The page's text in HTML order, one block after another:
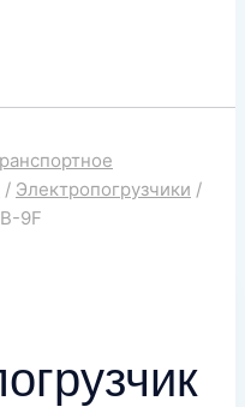
/ Электропогрузчики /
9F